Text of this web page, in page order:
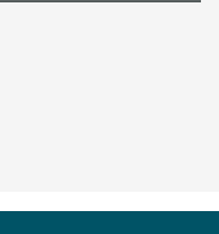
di posta elettronica)
posta elettronica)